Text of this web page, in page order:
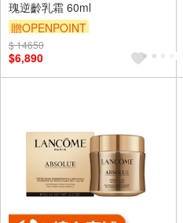
瑰逆齡乳霜 60ml
贈OPENPOINT
$ 14650
$6,890